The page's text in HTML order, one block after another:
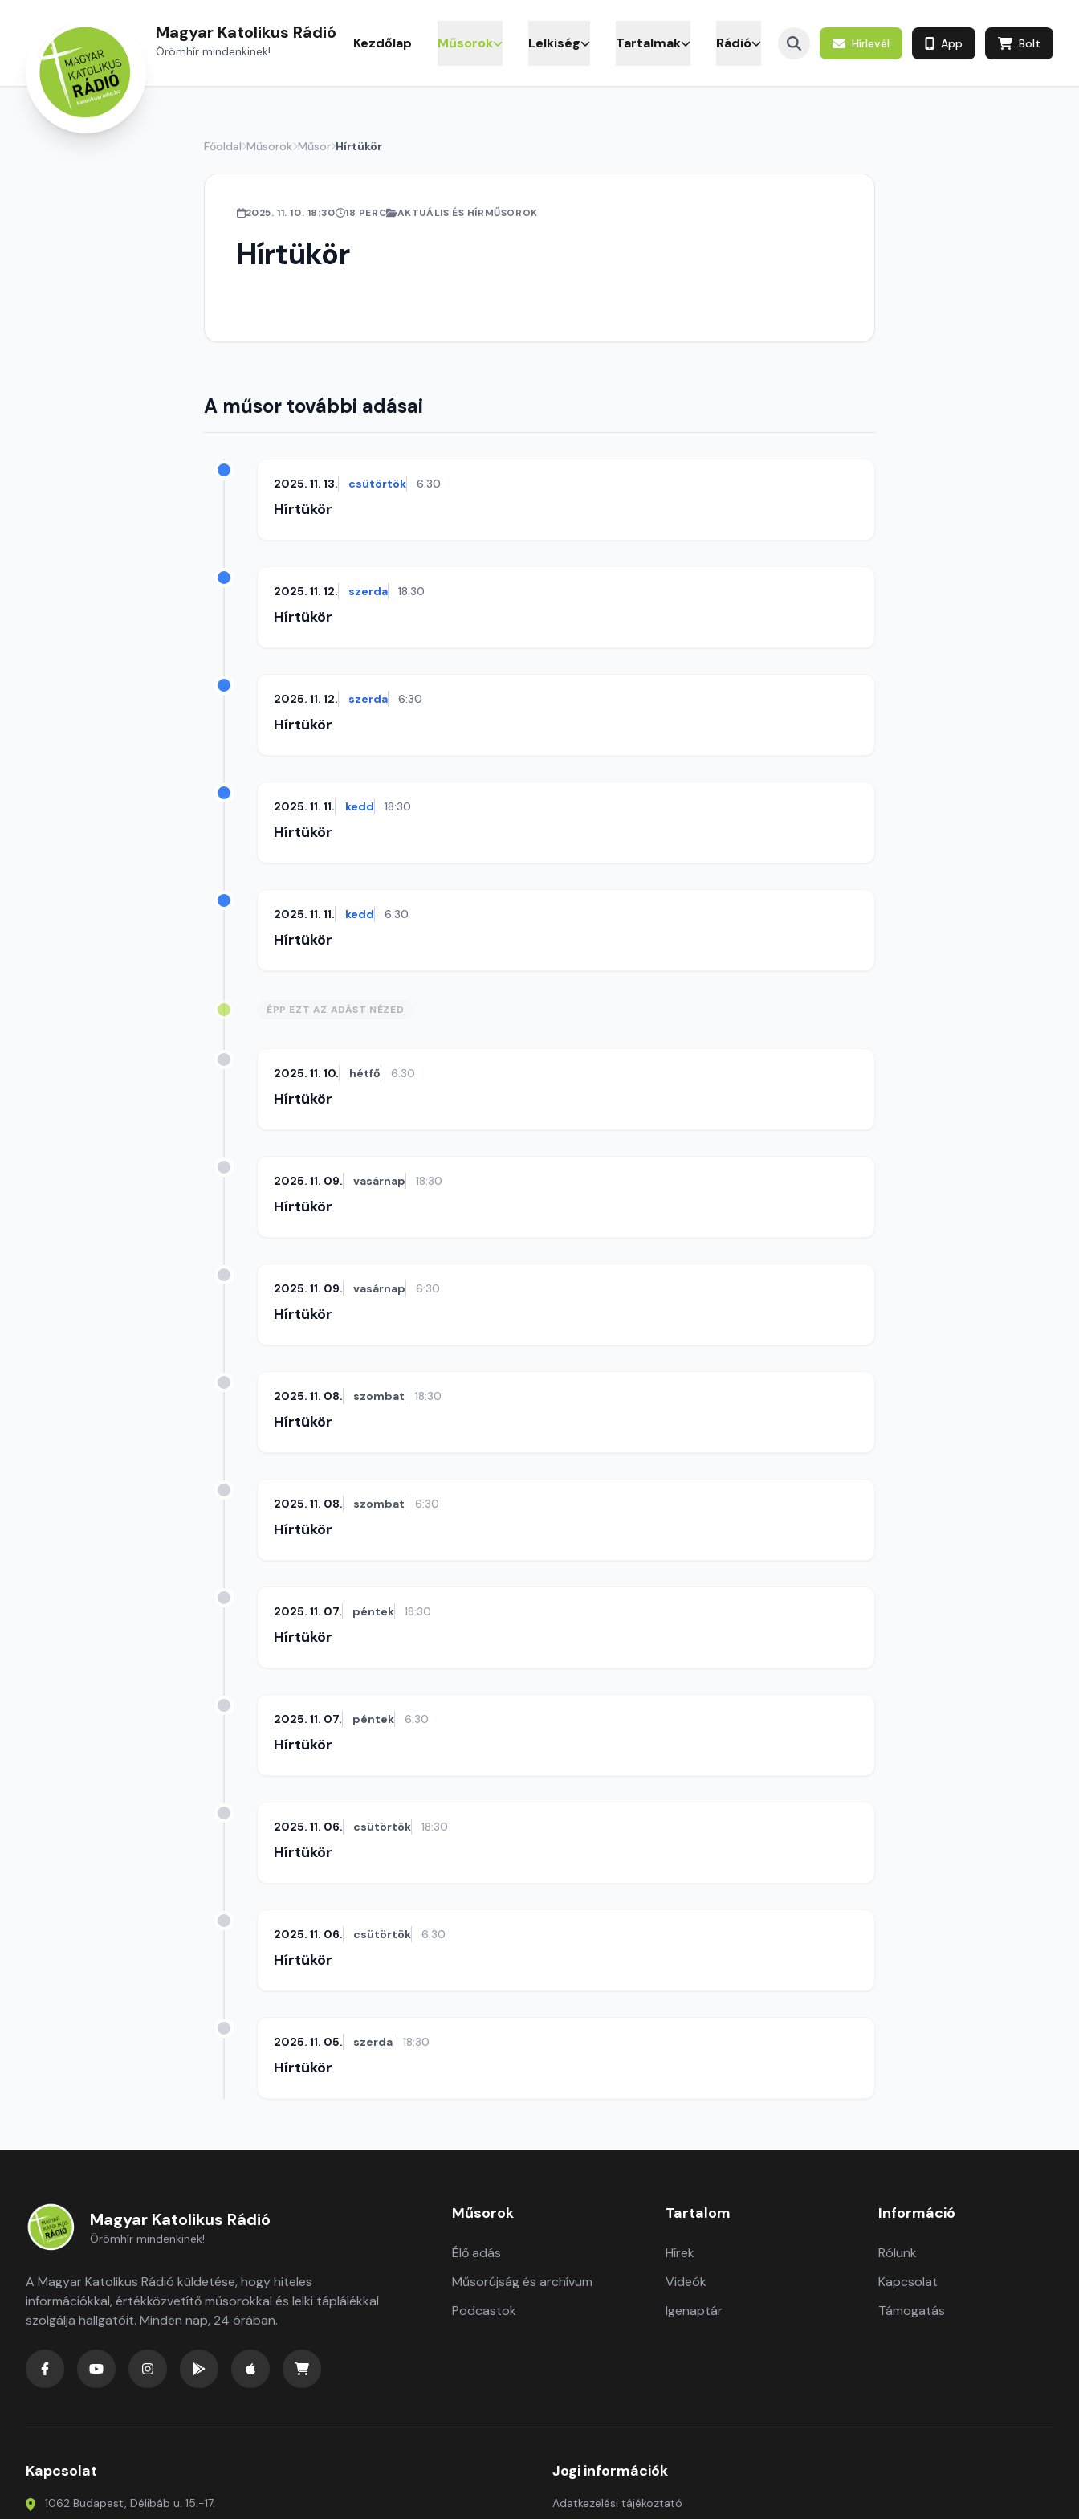
Magyar Katolikus Rádió
Örömhír mindenkinek! Kezdőlap Műsorok Lelkiség Tartalmak Rádió Hírlevél App Bolt
Főoldal Műsorok Műsor Hírtükör
2025. 11. 10. 18:30 18 PERC AKTUÁLIS ÉS HÍRMŰSOROK
Hírtükör
A műsor további adásai
2025. 11. 13. csütörtök 6:30
Hírtükör
2025. 11. 12. szerda 18:30
Hírtükör
2025. 11. 12. szerda 6:30
Hírtükör
2025. 11. 11. kedd 18:30
Hírtükör
2025. 11. 11. kedd 6:30
Hírtükör
ÉPP EZT AZ ADÁST NÉZED
2025. 11. 10. hétfő 6:30
Hírtükör
2025. 11. 09. vasárnap 18:30
Hírtükör
2025. 11. 09. vasárnap 6:30
Hírtükör
2025. 11. 08. szombat 18:30
Hírtükör
2025. 11. 08. szombat 6:30
Hírtükör
2025. 11. 07. péntek 18:30
Hírtükör
2025. 11. 07. péntek 6:30
Hírtükör
2025. 11. 06. csütörtök 18:30
Hírtükör
2025. 11. 06. csütörtök 6:30
Hírtükör
2025. 11. 05. szerda 18:30
Hírtükör
Magyar Katolikus Rádió
Örömhír mindenkinek!
A Magyar Katolikus Rádió küldetése, hogy hiteles
információkkal, értékközvetítő műsorokkal és lelki táplálékkal
szolgálja hallgatóit. Minden nap, 24 órában.
Műsorok
Élő adás
Műsorújság és archívum
Podcastok
Tartalom
Hírek
Videók
Igenaptár
Információ
Rólunk
Kapcsolat
Támogatás
Kapcsolat
1062 Budapest, Délibáb u. 15.-17.
Jogi információk
Adatkezelési tájékoztató